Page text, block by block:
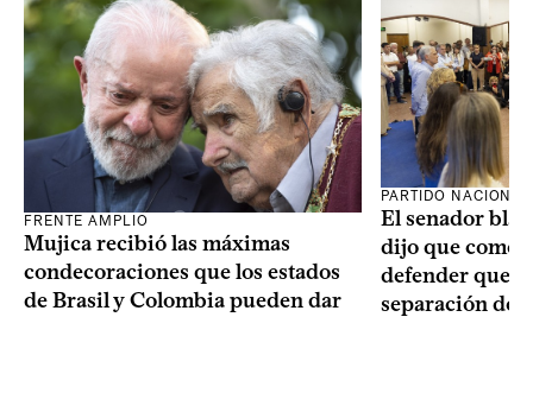
FRENTE AMPLIO
Mujica recibió las máximas
condecoraciones que los estados
de Brasil y Colombia pueden dar
PARTIDO NACIONAL
El senador
dijo que como
defender que
separación de